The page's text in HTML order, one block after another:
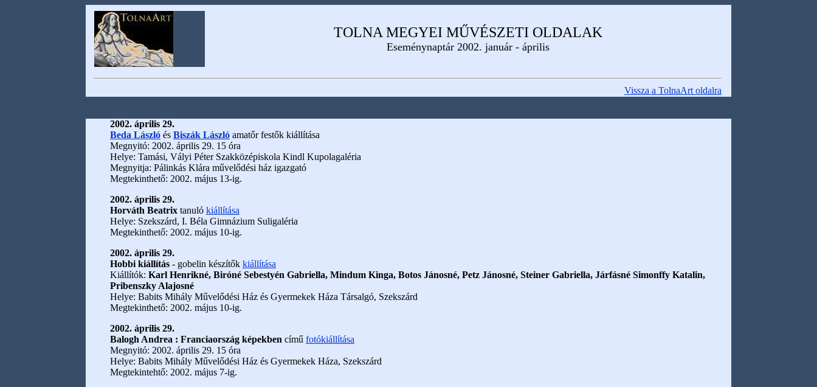
TOLNA MEGYEI MŰVÉSZETI OLDALAK
Eseménynaptár 2002. január - április
Vissza a TolnaArt oldalra
2002. április 29.
Beda László és Biszák László amatőr festők kiállítása
Megnyitó: 2002. április 29. 15 óra
Helye: Tamási, Vályi Péter Szakközépiskola Kindl Kupolagaléria
Megnyitja: Pálinkás Klára művelődési ház igazgató
Megtekinthető: 2002. május 13-ig.
2002. április 29.
Horváth Beatrix tanuló kiállítása
Helye: Szekszárd, I. Béla Gimnázium Suligaléria
Megtekinthető: 2002. május 10-ig.
2002. április 29.
Hobbi kiállítás - gobelin készítők kiállítása
Kiállítók: Karl Henrikné, Biróné Sebestyén Gabriella, Mindum Kinga, Botos Jánosné, Petz Jánosné, Steiner Gabriella, Járfásné Simonffy Katalin,
Pribenszky Alajosné
Helye: Babits Mihály Művelődési Ház és Gyermekek Háza Társalgó, Szekszárd
Megtekinthető: 2002. május 10-ig.
2002. április 29.
Balogh Andrea : Franciaország képekben című fotókiállítása
Megnyitó: 2002. április 29. 15 óra
Helye: Babits Mihály Művelődési Ház és Gyermekek Háza, Szekszárd
Megtekintehtő: 2002. május 7-ig.